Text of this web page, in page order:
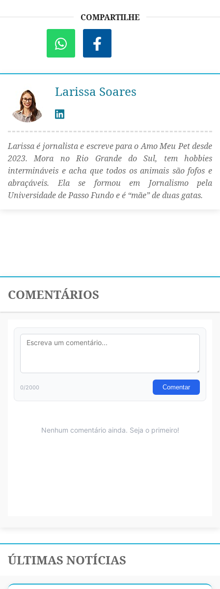
COMPARTILHE
Larissa Soares
Larissa é jornalista e escreve para o Amo Meu Pet desde
2023. Mora no Rio Grande do Sul, tem hobbies
intermináveis e acha que todos os animais são fofos e
abraçáveis. Ela se formou em Jornalismo pela
Universidade de Passo Fundo e é “mãe” de duas gatas.
COMENTÁRIOS
ÚLTIMAS NOTÍCIAS